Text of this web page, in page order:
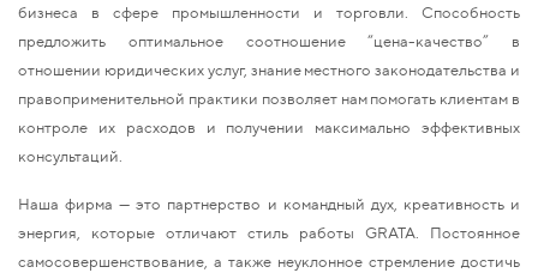
бизнеса в сфере промышленности и торговли. Способность
предложить оптимальное соотношение “цена-качество” в
отношении юридических услуг, знание местного законодательства и
правоприменительной практики позволяет нам помогать клиентам в
контроле их расходов и получении максимально эффективных
консультаций.
Наша фирма — это партнерство и командный дух, креативность и
энергия, которые отличают стиль работы GRATA. Постоянное
самосовершенствование, а также неуклонное стремление достичь